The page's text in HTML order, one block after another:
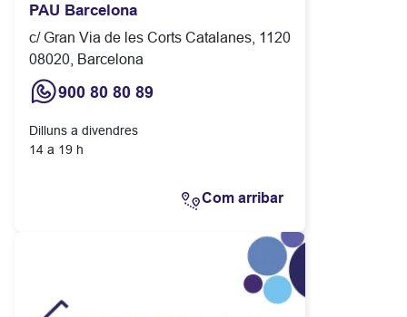
PAU Barcelona
c/ Gran Via de les Corts Catalanes, 1120
08020, Barcelona
900 80 80 89
Dilluns a divendres
14 a 19 h
Com arribar